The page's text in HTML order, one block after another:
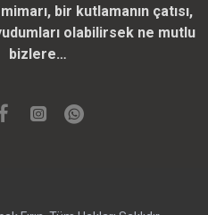
bir kutlamanın çatısı,
olabilirsek ne mutlu
bizlere…